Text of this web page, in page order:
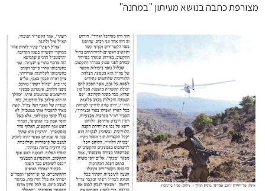
מצורפת כתבה בנושא מעיתון "במחנה"